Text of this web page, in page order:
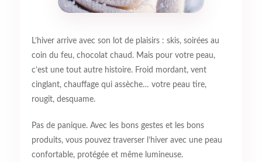
L’hiver arrive avec son lot de plaisirs : skis, soirées au
coin du feu, chocolat chaud. Mais pour votre peau,
c’est une tout autre histoire. Froid mordant, vent
cinglant, chauffage qui assèche… votre peau tire,
rougit, desquame.
Pas de panique. Avec les bons gestes et les bons
produits, vous pouvez traverser l’hiver avec une peau
confortable, protégée et même lumineuse.